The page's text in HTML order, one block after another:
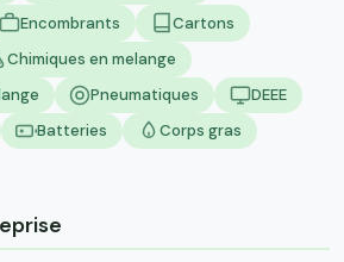
Encombrants
Cartons
Chimiques en melange
Pneumatiques
DEEE
Batteries
Corps gras